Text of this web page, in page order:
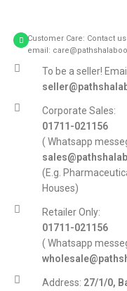
Customer Care: Contact
email:
To be a seller!
Corporate Sales:
01711-021156
( Whatsapp
(E.g.
Houses)
Retailer Only:
01711-021156
( Whatsapp
Address: 27/1/0,